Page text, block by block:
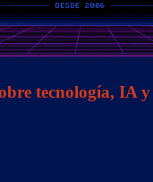
tecnología, IA